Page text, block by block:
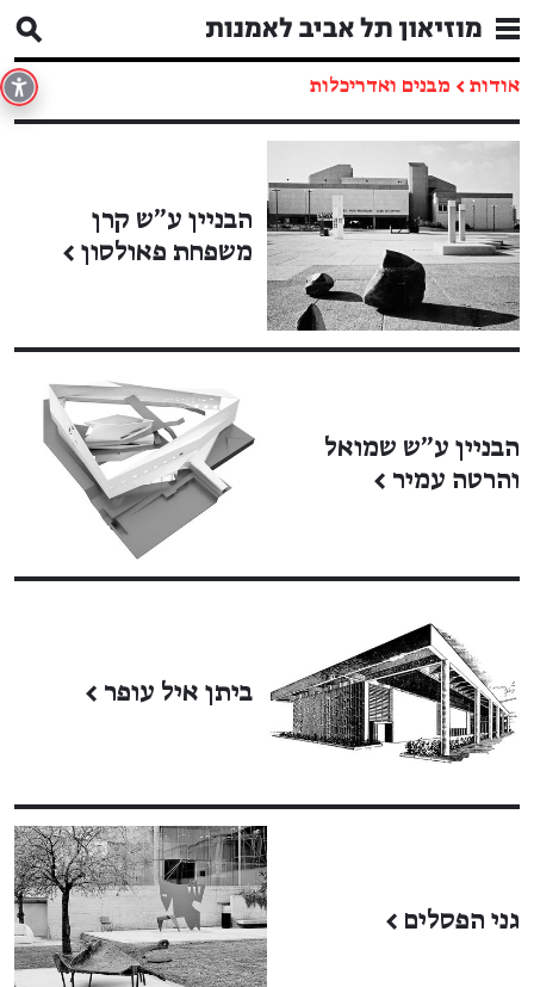
אודות ← מבנים ואדריכלות
הבניין ע"ש קרן
משפחת פאולסון ←
הבניין ע״ש שמואל
והרטה עמיר ←
ביתן איל עופר ←
גני הפסלים ←